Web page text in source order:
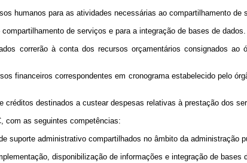
humanos para as atividades necessárias ao compartilhamento de
de serviços e para a integração de bases de dados.
correrão à conta dos recursos orçamentários consignados ao
financeiros correspondentes em cronograma estabelecido pelo
destinados a custear despesas relativas à prestação dos
com as seguintes competências:
suporte administrativo compartilhados no âmbito da administração
disponibilização de informações e integração de bases